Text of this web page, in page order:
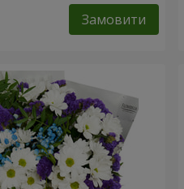
Замовити